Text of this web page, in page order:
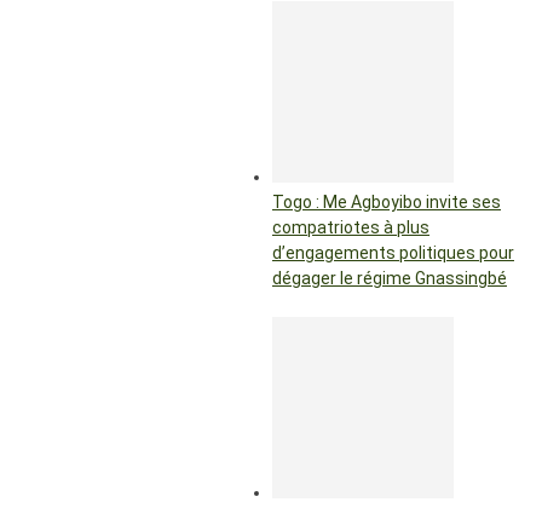
Togo : Me Agboyibo invite ses
compatriotes à plus
d’engagements politiques pour
dégager le régime Gnassingbé